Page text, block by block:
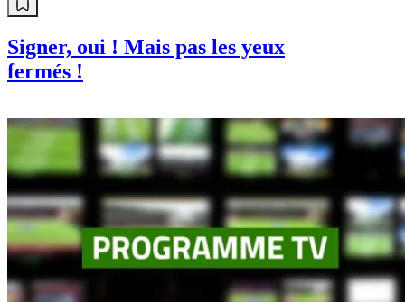
Signer, oui ! Mais pas les yeux
fermés !